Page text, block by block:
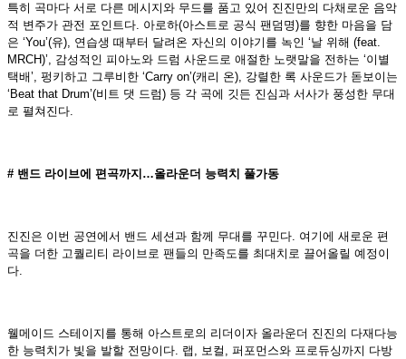
특히 곡마다 서로 다른 메시지와 무드를 품고 있어 진진만의 다채로운 음악
적 변주가 관전 포인트다. 아로하(아스트로 공식 팬덤명)를 향한 마음을 담
은 ‘You’(유), 연습생 때부터 달려온 자신의 이야기를 녹인 ‘날 위해 (feat.
MRCH)’, 감성적인 피아노와 드럼 사운드로 애절한 노랫말을 전하는 ‘이별
택배’, 펑키하고 그루비한 ‘Carry on’(캐리 온), 강렬한 록 사운드가 돋보이는
‘Beat that Drum’(비트 댓 드럼) 등 각 곡에 깃든 진심과 서사가 풍성한 무대
로 펼쳐진다.
# 밴드 라이브에 편곡까지…올라운더 능력치 풀가동
진진은 이번 공연에서 밴드 세션과 함께 무대를 꾸민다. 여기에 새로운 편
곡을 더한 고퀄리티 라이브로 팬들의 만족도를 최대치로 끌어올릴 예정이
다.
웰메이드 스테이지를 통해 아스트로의 리더이자 올라운더 진진의 다재다능
한 능력치가 빛을 발할 전망이다. 랩, 보컬, 퍼포먼스와 프로듀싱까지 다방